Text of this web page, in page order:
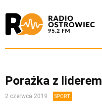
Porażka z liderem
2 czerwca 2019 SPORT